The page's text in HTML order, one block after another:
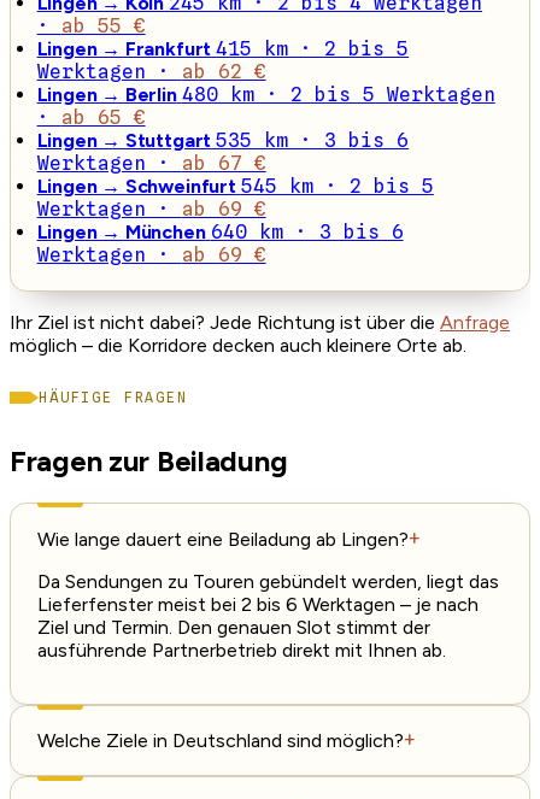
· ab 55 €
Lingen → Frankfurt 415 km · 2 bis 5
Werktagen · ab 62 €
Lingen → Berlin 480 km · 2 bis 5 Werktagen
· ab 65 €
Lingen → Stuttgart 535 km · 3 bis 6
Werktagen · ab 67 €
Lingen → Schweinfurt 545 km · 2 bis 5
Werktagen · ab 69 €
Lingen → München 640 km · 3 bis 6
Werktagen · ab 69 €
Ihr Ziel ist nicht dabei? Jede Richtung ist über die Anfrage
möglich – die Korridore decken auch kleinere Orte ab.
HÄUFIGE FRAGEN
Fragen zur Beiladung
Wie lange dauert eine Beiladung ab Lingen?+
Da Sendungen zu Touren gebündelt werden, liegt das
Lieferfenster meist bei 2 bis 6 Werktagen – je nach
Ziel und Termin. Den genauen Slot stimmt der
ausführende Partnerbetrieb direkt mit Ihnen ab.
Welche Ziele in Deutschland sind möglich?+